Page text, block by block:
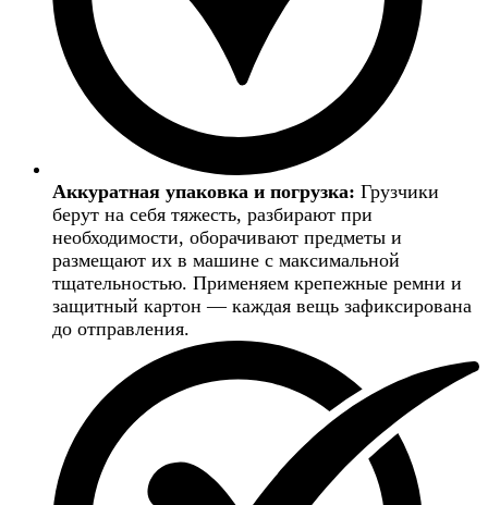
Аккуратная упаковка и погрузка: Грузчики
берут на себя тяжесть, разбирают при
необходимости, оборачивают предметы и
размещают их в машине с максимальной
тщательностью. Применяем крепежные ремни и
защитный картон — каждая вещь зафиксирована
до отправления.